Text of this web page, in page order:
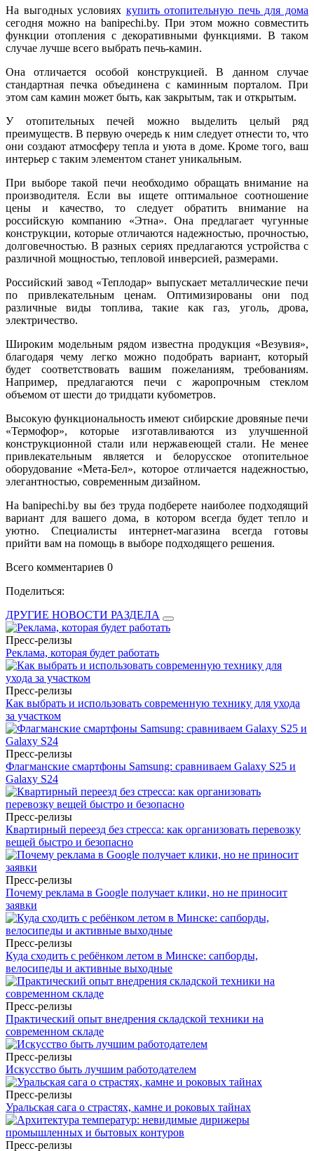
На выгодных условиях купить отопительную печь для дома
сегодня можно на banipechi.by. При этом можно совместить
функции отопления с декоративными функциями. В таком
случае лучше всего выбрать печь-камин.
Она отличается особой конструкцией. В данном случае
стандартная печка объединена с каминным порталом. При
этом сам камин может быть, как закрытым, так и открытым.
У отопительных печей можно выделить целый ряд
преимуществ. В первую очередь к ним следует отнести то, что
они создают атмосферу тепла и уюта в доме. Кроме того, ваш
интерьер с таким элементом станет уникальным.
При выборе такой печи необходимо обращать внимание на
производителя. Если вы ищете оптимальное соотношение
цены и качество, то следует обратить внимание на
российскую компанию «Этна». Она предлагает чугунные
конструкции, которые отличаются надежностью, прочностью,
долговечностью. В разных сериях предлагаются устройства с
различной мощностью, тепловой инверсией, размерами.
Российский завод «Теплодар» выпускает металлические печи
по привлекательным ценам. Оптимизированы они под
различные виды топлива, такие как газ, уголь, дрова,
электричество.
Широким модельным рядом известна продукция «Везувия»,
благодаря чему легко можно подобрать вариант, который
будет соответствовать вашим пожеланиям, требованиям.
Например, предлагаются печи с жаропрочным стеклом
объемом от шести до тридцати кубометров.
Высокую функциональность имеют сибирские дровяные печи
«Термофор», которые изготавливаются из улучшенной
конструкционной стали или нержавеющей стали. Не менее
привлекательным является и белорусское отопительное
оборудование «Мета-Бел», которое отличается надежностью,
элегантностью, современным дизайном.
На banipechi.by вы без труда подберете наиболее подходящий
вариант для вашего дома, в котором всегда будет тепло и
уютно. Специалисты интернет-магазина всегда готовы
прийти вам на помощь в выборе подходящего решения.
Всего комментариев 0
Поделиться:
ДРУГИЕ НОВОСТИ РАЗДЕЛА
Пресс-релизы
Реклама, которая будет работать
Пресс-релизы
Как выбрать и использовать современную технику для ухода
за участком
Пресс-релизы
Флагманские смартфоны Samsung: сравниваем Galaxy S25 и
Galaxy S24
Пресс-релизы
Квартирный переезд без стресса: как организовать перевозку
вещей быстро и безопасно
Пресс-релизы
Почему реклама в Google получает клики, но не приносит
заявки
Пресс-релизы
Куда сходить с ребёнком летом в Минске: сапборды,
велосипеды и активные выходные
Пресс-релизы
Практический опыт внедрения складской техники на
современном складе
Пресс-релизы
Искусство быть лучшим работодателем
Пресс-релизы
Уральская сага о страстях, камне и роковых тайнах
Пресс-релизы